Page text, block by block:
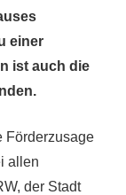
einer
ist auch die
Förderzusage
allen
der Stadt